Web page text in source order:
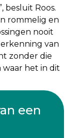
”, besluit Roos.
rommelig en
nooit
van
zonder die
het in dit
een